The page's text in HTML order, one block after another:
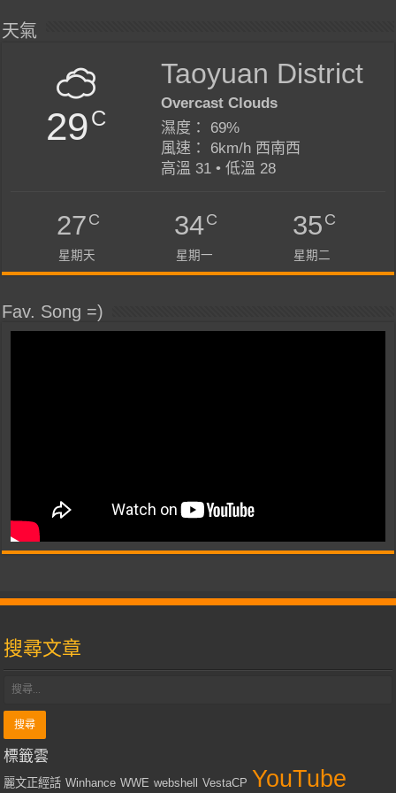
天氣
29C
Taoyuan District
Overcast Clouds
濕度： 69%
風速： 6km/h 西南西
高溫 31 • 低溫 28
27C
星期天
34C
星期一
35C
星期二
Fav. Song =)
搜尋文章
標籤雲
麗文正經話 Winhance WWE webshell VestaCP YouTube